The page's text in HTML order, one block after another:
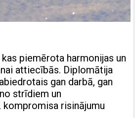
piemērota harmonijas un
attiecībās. Diplomātija
gan darbā, gan
strīdiem un
risinājumu